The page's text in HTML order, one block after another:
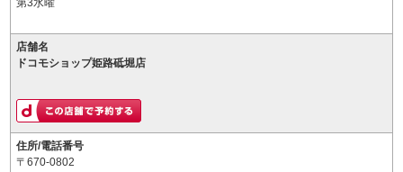
第3水曜
店舗名
ドコモショップ姫路砥堀店
住所/電話番号
〒670-0802